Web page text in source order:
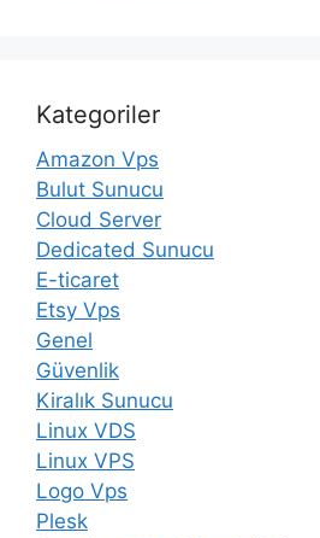
Kategoriler
Amazon Vps
Bulut Sunucu
Cloud Server
Dedicated Sunucu
E-ticaret
Etsy Vps
Genel
Güvenlik
Kiralık Sunucu
Linux VDS
Linux VPS
Logo Vps
Plesk